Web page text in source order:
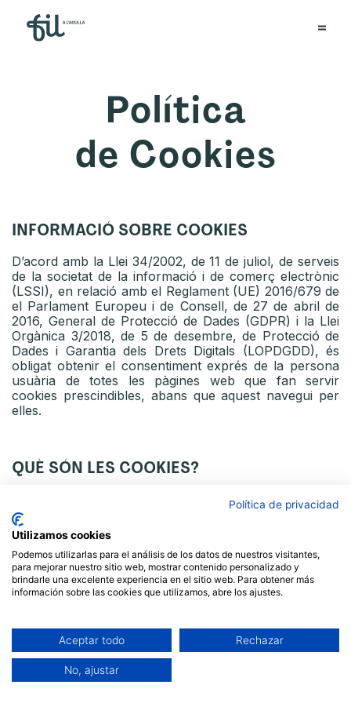
Política
de Cookies
INFORMACIÓ SOBRE COOKIES
D’acord amb la Llei 34/2002, de 11 de juliol, de serveis
de la societat de la informació i de comerç electrònic
(LSSI), en relació amb el Reglament (UE) 2016/679 de
el Parlament Europeu i de Consell, de 27 de abril de
2016, General de Protecció de Dades (GDPR) i la Llei
Orgànica 3/2018, de 5 de desembre, de Protecció de
Dades i Garantia dels Drets Digitals (LOPDGDD), és
obligat obtenir el consentiment exprés de la persona
usuària de totes les pàgines web que fan servir
cookies prescindibles, abans que aquest navegui per
elles.
QUÈ SÓN LES COOKIES?
Les cookies i altres tecnologies similars com ara local
shared objects, flash cookies o píxels, són eines
emprades pels servidors Web per emmagatzemar i
recuperar informació sobre les persones visitants, així
com per oferir un correcte funcionament del lloc.
Mitjançant l’ús d’aquests dispositius es permet al
servidor Web recordar algunes dades referents a la
contrasenya, productes que més li interessen, etc.
Política de privacidad
Utilizamos cookies
Podemos utilizarlas para el análisis de los datos de nuestros visitantes,
para mejorar nuestro sitio web, mostrar contenido personalizado y
brindarle una excelente experiencia en el sitio web. Para obtener más
información sobre las cookies que utilizamos, abre los ajustes.
Aceptar todo Rechazar
No, ajustar